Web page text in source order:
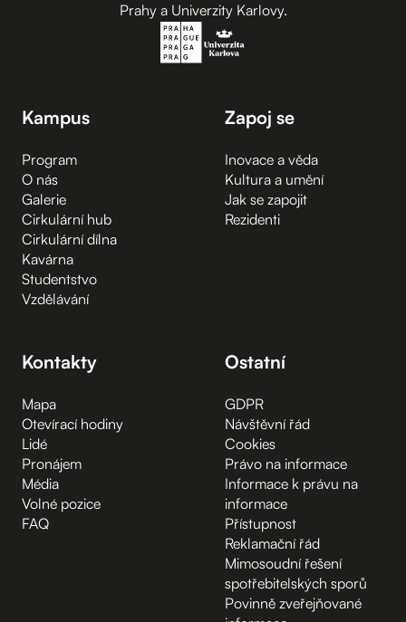
Prahy a Univerzity Karlovy.
Kampus
Program
O nás
Galerie
Cirkulární hub
Cirkulární dílna
Kavárna
Studentstvo
Vzdělávání
Zapoj se
Inovace a věda
Kultura a umění
Jak se zapojit
Rezidenti
Kontakty
Mapa
Otevírací hodiny
Lidé
Pronájem
Média
Volné pozice
FAQ
Ostatní
GDPR
Návštěvní řád
Cookies
Právo na informace
Informace k právu na
informace
Přístupnost
Reklamační řád
Mimosoudní řešení
spotřebitelských sporů
Povinně zveřejňované